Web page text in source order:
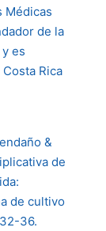
Médicas
de la
es
Rica
&
de
de cultivo
36.